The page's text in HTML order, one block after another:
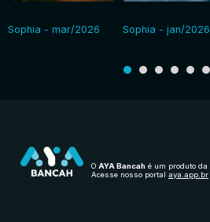
Sophia - mar/2026 Sophia - jan/2026
O AYA Bancah é um produto da
Acesse nosso portal aya.app.br